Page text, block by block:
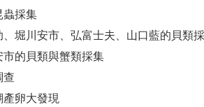
蟲採集
堀川安市、弘富士夫、山口藍的貝類
的貝類與蟹類採集
查
卵大發現